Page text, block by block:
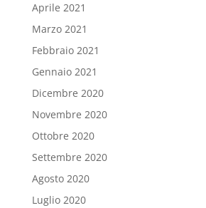
Aprile 2021
Marzo 2021
Febbraio 2021
Gennaio 2021
Dicembre 2020
Novembre 2020
Ottobre 2020
Settembre 2020
Agosto 2020
Luglio 2020